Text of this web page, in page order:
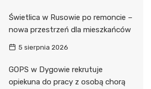
Świetlica w Rusowie po remoncie –
nowa przestrzeń dla mieszkańców
5 sierpnia 2026
GOPS w Dygowie rekrutuje
opiekuna do pracy z osobą chorą